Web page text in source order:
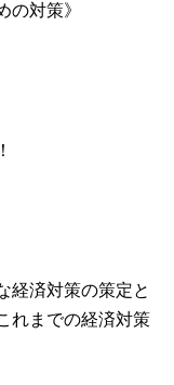
の対策》
経済対策の策定と
れまでの経済対策